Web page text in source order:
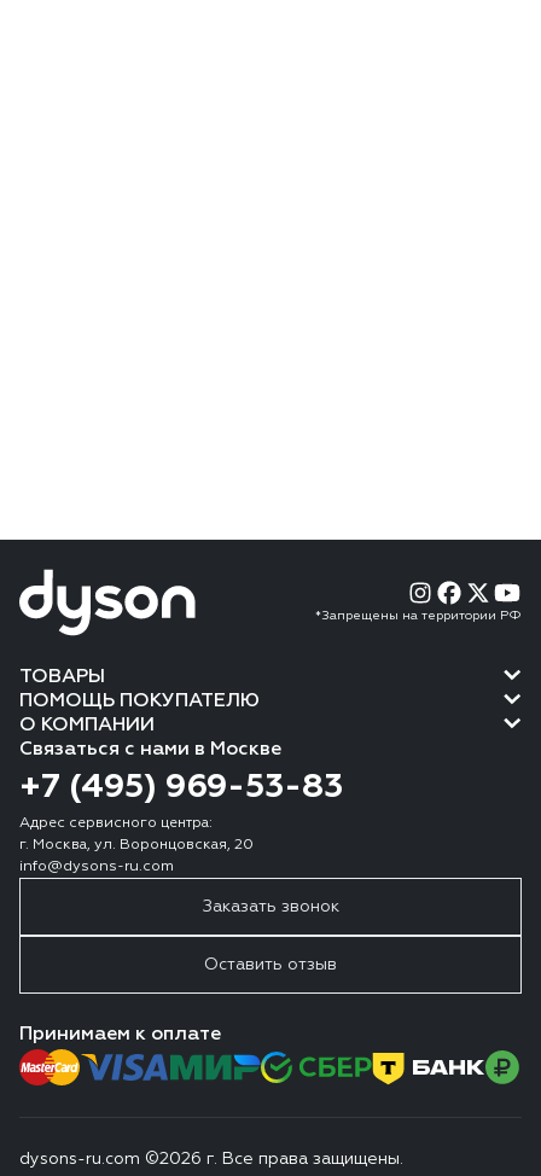
*Запрещены на территории РФ
ТОВАРЫ
ПОМОЩЬ ПОКУПАТЕЛЮ
О КОМПАНИИ
Связаться с нами в Москве
+7 (495) 969-53-83
Адрес сервисного центра:
г. Москва, ул. Воронцовская, 20
info@dysons-ru.com
Заказать звонок
Оставить отзыв
Принимаем к оплате
dysons-ru.com ©2026 г. Все права защищены.